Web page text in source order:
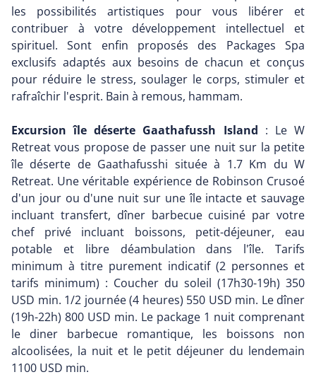
les possibilités artistiques pour vous libérer et
contribuer à votre développement intellectuel et
spirituel. Sont enfin proposés des Packages Spa
exclusifs adaptés aux besoins de chacun et conçus
pour réduire le stress, soulager le corps, stimuler et
rafraîchir l'esprit. Bain à remous, hammam.
Excursion île déserte Gaathafussh Island : Le W
Retreat vous propose de passer une nuit sur la petite
île déserte de Gaathafusshi située à 1.7 Km du W
Retreat. Une véritable expérience de Robinson Crusoé
d'un jour ou d'une nuit sur une île intacte et sauvage
incluant transfert, dîner barbecue cuisiné par votre
chef privé incluant boissons, petit-déjeuner, eau
potable et libre déambulation dans l'île. Tarifs
minimum à titre purement indicatif (2 personnes et
tarifs minimum) : Coucher du soleil (17h30-19h) 350
USD min. 1/2 journée (4 heures) 550 USD min. Le dîner
(19h-22h) 800 USD min. Le package 1 nuit comprenant
le diner barbecue romantique, les boissons non
alcoolisées, la nuit et le petit déjeuner du lendemain
1100 USD min.